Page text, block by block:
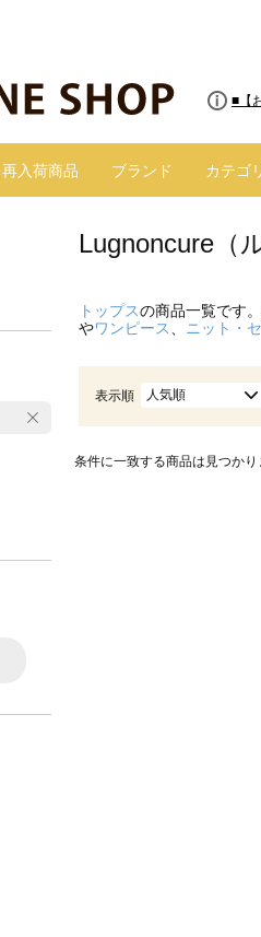
■8/
■【
再入荷商品 ブランド カテゴ
Lugnoncure（
トップスの商品一覧です。
やワンピース ニット・
表示順 人気順
条件に一致する商品は見つか